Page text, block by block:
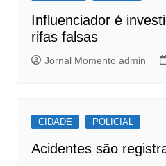
Influenciador é
rifas falsas
Jornal Momento admin
CIDADE POLICIAL
Acidentes são